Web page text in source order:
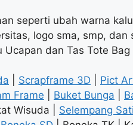
seperti ubah warna
logo sma, smp, dan
dan Tas Tote Bag
Scrapframe 3D Pict
Frame Buket Bunga
Wisuda | Selempang